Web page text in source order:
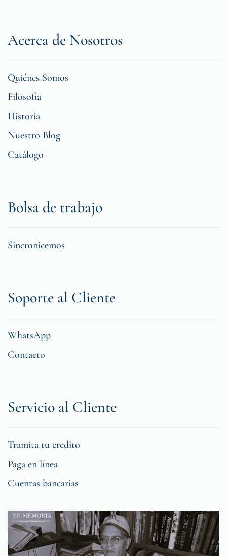
Acerca de Nosotros
Quiénes Somos
Filosofia
Historia
Nuestro Blog
Catálogo
Bolsa de trabajo
Sincronicemos
Soporte al Cliente
WhatsApp
Contacto
Servicio al Cliente
Tramita tu credito
Paga en línea
Cuentas bancarias